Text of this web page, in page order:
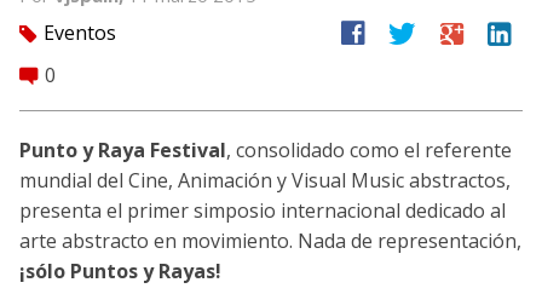
Ayuda
Entrar
Crear Cuenta
tag Eventos
comment 0
facebook twitter google linkedin
Punto y Raya Festival, consolidado como el referente
mundial del Cine, Animación y Visual Music abstractos,
presenta el primer simposio internacional dedicado al
arte abstracto en movimiento. Nada de representación,
¡sólo Puntos y Rayas!